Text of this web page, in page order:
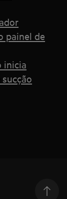
painel de
inicia